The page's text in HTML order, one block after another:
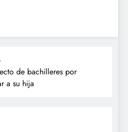
de bachilleres por
a su hija